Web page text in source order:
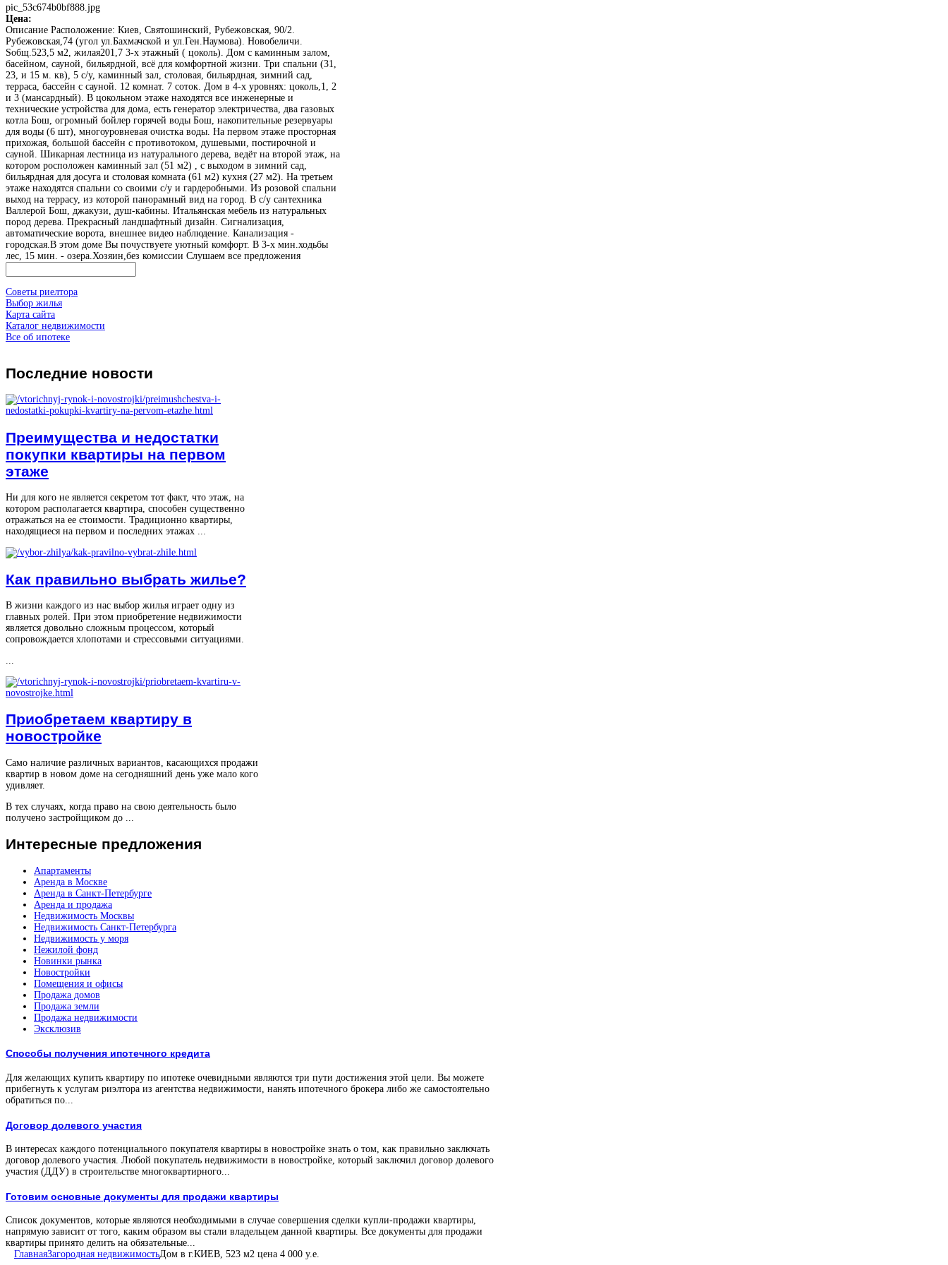
pic_53c674b0bf888.jpg
Цена:
Описание Расположение: Киев, Святошинский, Рубежовская, 90/2.
Рубежовская,74 (угол ул.Бахмачской и ул.Ген.Наумова). Новобеличи.
Sобщ.523,5 м2, жилая201,7 3-х этажный ( цоколь). Дом с каминным залом,
басейном, сауной, бильярдной, всё для комфортной жизни. Три спальни (31,
23, и 15 м. кв), 5 с/у, каминный зал, столовая, бильярдная, зимний сад,
терраса, бассейн с сауной. 12 комнат. 7 соток. Дом в 4-х уровнях: цоколь,1, 2
и 3 (мансардный). В цокольном этаже находятся все инженерные и
технические устройства для дома, есть генератор электричества, два газовых
котла Бош, огромный бойлер горячей воды Бош, накопительные резервуары
для воды (6 шт), многоуровневая очистка воды. На первом этаже просторная
прихожая, большой бассейн с противотоком, душевыми, постирочной и
сауной. Шикарная лестница из натурального дерева, ведёт на второй этаж, на
котором росположен каминный зал (51 м2) , с выходом в зимний сад,
бильярдная для досуга и столовая комната (61 м2) кухня (27 м2). На третьем
этаже находятся спальни со своими с/у и гардеробными. Из розовой спальни
выход на террасу, из которой панорамный вид на город. В с/у сантехника
Валлерой Бош, джакузи, душ-кабины. Итальянская мебель из натуральных
пород дерева. Прекрасный ландшафтный дизайн. Сигнализация,
автоматические ворота, внешнее видео наблюдение. Канализация -
городская.В этом доме Вы почуствуете уютный комфорт. В 3-х мин.ходьбы
лес, 15 мин. - озера.Хозяин,без комиссии Слушаем все предложения
Советы риелтора
Выбор жилья
Карта сайта
Каталог недвижимости
Все об ипотеке
Последние новости
Преимущества и недостатки
покупки квартиры на первом
этаже
Ни для кого не является секретом тот факт, что этаж, на
котором располагается квартира, способен существенно
отражаться на ее стоимости. Традиционно квартиры,
находящиеся на первом и последних этажах ...
Как правильно выбрать жилье?
В жизни каждого из нас выбор жилья играет одну из
главных ролей. При этом приобретение недвижимости
является довольно сложным процессом, который
сопровождается хлопотами и стрессовыми ситуациями.
...
Приобретаем квартиру в
новостройке
Само наличие различных вариантов, касающихся продажи
квартир в новом доме на сегодняшний день уже мало кого
удивляет.
В тех случаях, когда право на свою деятельность было
получено застройщиком до ...
Интересные предложения
Апартаменты
Аренда в Москве
Аренда в Санкт-Петербурге
Аренда и продажа
Недвижимость Москвы
Недвижимость Санкт-Петербурга
Недвижимость у моря
Нежилой фонд
Новинки рынка
Новостройки
Помещения и офисы
Продажа домов
Продажа земли
Продажа недвижимости
Эксклюзив
Способы получения ипотечного кредита
Для желающих купить квартиру по ипотеке очевидными являются три пути достижения этой цели. Вы можете
прибегнуть к услугам риэлтора из агентства недвижимости, нанять ипотечного брокера либо же самостоятельно
обратиться по...
Договор долевого участия
В интересах каждого потенциального покупателя квартиры в новостройке знать о том, как правильно заключать
договор долевого участия. Любой покупатель недвижимости в новостройке, который заключил договор долевого
участия (ДДУ) в строительстве многоквартирного...
Готовим основные документы для продажи квартиры
Список документов, которые являются необходимыми в случае совершения сделки купли-продажи квартиры,
напрямую зависит от того, каким образом вы стали владельцем данной квартиры. Все документы для продажи
квартиры принято делить на обязательные...
ГлавнаяЗагородная недвижимостьДом в г.КИЕВ, 523 м2 цена 4 000 у.е.